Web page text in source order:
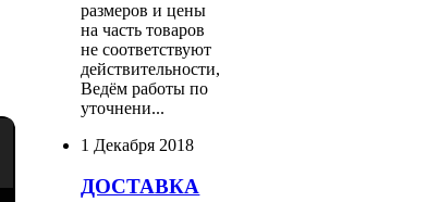
размеров и цены
на часть товаров
не соответствуют
действительности,
Ведём работы по
уточнени...
1 Декабря 2018
ДОСТАВКА